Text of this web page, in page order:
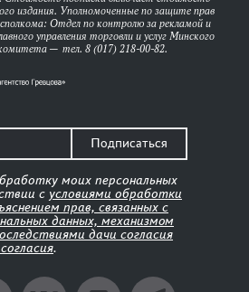
издания. Уполномоченные по защите прав
Отдел по контролю за рекламой и
управления торговли и услуг Минского
комитета — тел. 8 (017) 218-00-82.
Подписаться
моих персональных
с условиями обработки
прав, связанных с
данных, механизмом
дачи согласия
.